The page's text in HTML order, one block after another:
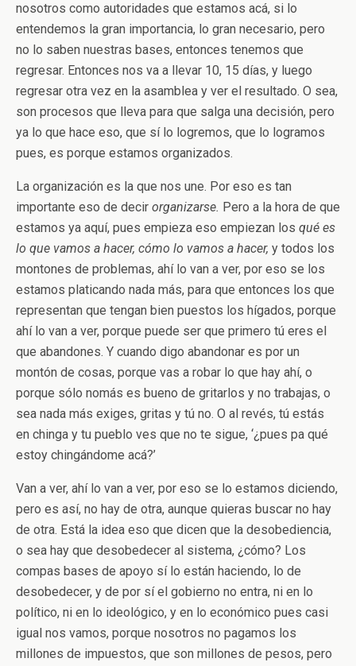
nosotros como autoridades que estamos acá, si lo
entendemos la gran importancia, lo gran necesario, pero
no lo saben nuestras bases, entonces tenemos que
regresar. Entonces nos va a llevar 10, 15 días, y luego
regresar otra vez en la asamblea y ver el resultado. O sea,
son procesos que lleva para que salga una decisión, pero
ya lo que hace eso, que sí lo logremos, que lo logramos
pues, es porque estamos organizados.
La organización es la que nos une. Por eso es tan
importante eso de decir organizarse. Pero a la hora de que
estamos ya aquí, pues empieza eso empiezan los qué es
lo que vamos a hacer, cómo lo vamos a hacer, y todos los
montones de problemas, ahí lo van a ver, por eso se los
estamos platicando nada más, para que entonces los que
representan que tengan bien puestos los hígados, porque
ahí lo van a ver, porque puede ser que primero tú eres el
que abandones. Y cuando digo abandonar es por un
montón de cosas, porque vas a robar lo que hay ahí, o
porque sólo nomás es bueno de gritarlos y no trabajas, o
sea nada más exiges, gritas y tú no. O al revés, tú estás
en chinga y tu pueblo ves que no te sigue, ‘¿pues pa qué
estoy chingándome acá?’
Van a ver, ahí lo van a ver, por eso se lo estamos diciendo,
pero es así, no hay de otra, aunque quieras buscar no hay
de otra. Está la idea eso que dicen que la desobediencia,
o sea hay que desobedecer al sistema, ¿cómo? Los
compas bases de apoyo sí lo están haciendo, lo de
desobedecer, y de por sí el gobierno no entra, ni en lo
político, ni en lo ideológico, y en lo económico pues casi
igual nos vamos, porque nosotros no pagamos los
millones de impuestos, que son millones de pesos, pero